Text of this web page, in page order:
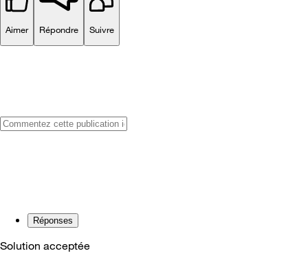
Aimer Répondre Suivre
Réponses
Solution acceptée